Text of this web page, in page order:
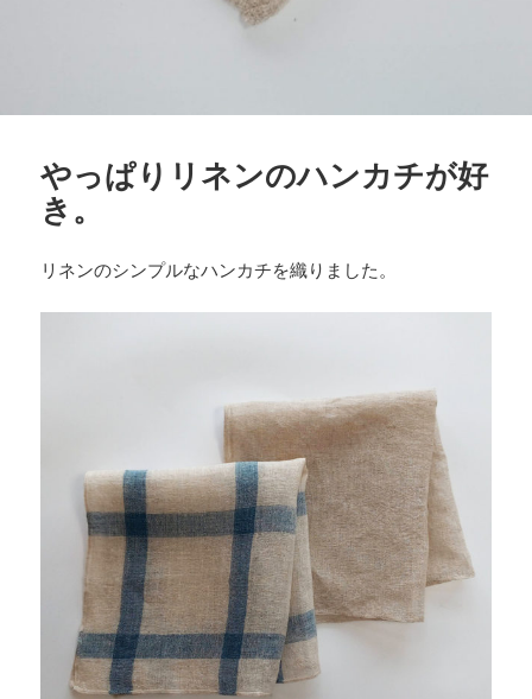
やっぱりリネンのハンカチが好
き。
リネンのシンプルなハンカチを織りました。